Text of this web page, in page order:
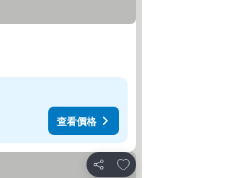
查看價格
分享
放到收藏夾